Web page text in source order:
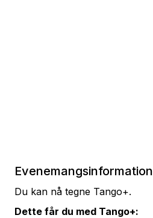
Evenemangsinformation
Du kan nå tegne Tango+.
Dette får du med Tango+: